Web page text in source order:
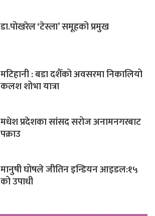
डा.पोखरेल ‘टेस्ला’ समूहको प्रमुख
मटिहानी : बडा दशैँको अवसरमा निकालियो
कलश शोभा यात्रा
मधेश प्रदेशका सांसद सरोज अनामनगरबाट
पक्राउ
मानुषी घोषले जीतिन इन्डियन आइडल:१५
को उपाधी